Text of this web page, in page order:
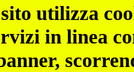
utilizza
in linea